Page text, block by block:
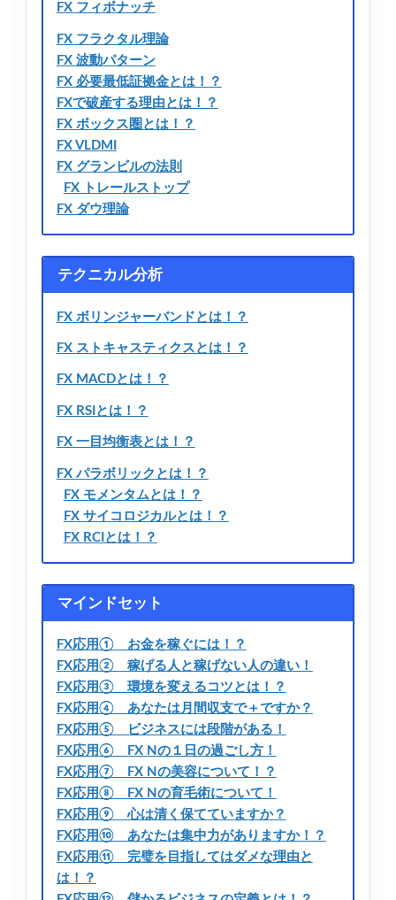
FX フィボナッチ
FX フラクタル理論
FX 波動パターン
FX 必要最低証拠金とは！？
FXで破産する理由とは！？
FX ボックス圏とは！？
FX VLDMI
FX グランビルの法則
FX トレールストップ
FX ダウ理論
テクニカル分析
FX ボリンジャーバンドとは！？
FX ストキャスティクスとは！？
FX MACDとは！？
FX RSIとは！？
FX 一目均衡表とは！？
FX パラボリックとは！？
FX モメンタムとは！？
FX サイコロジカルとは！？
FX RCIとは！？
マインドセット
FX応用① お金を稼ぐには！？
FX応用② 稼げる人と稼げない人の違い！
FX応用③ 環境を変えるコツとは！？
FX応用④ あなたは月間収支で＋ですか？
FX応用⑤ ビジネスには段階がある！
FX応用⑥ FX Nの１日の過ごし方！
FX応用⑦ FX Nの美容について！？
FX応用⑧ FX Nの育毛術について！
FX応用⑨ 心は清く保てていますか？
FX応用⑩ あなたは集中力がありますか！？
FX応用⑪ 完璧を目指してはダメな理由と
は！？